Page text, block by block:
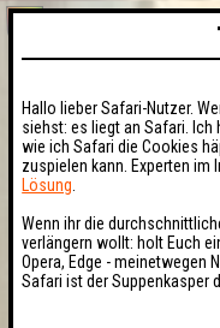
Hallo lieber Safari-Nutzer.
siehst: es liegt an Safari. Ich
wie ich Safari die Cookies
zuspielen kann. Experten im
Lösung
Wenn ihr die
verlängern wollt: holt Euch
Opera, Edge - meinetwegen
Safari ist der Suppenkasper